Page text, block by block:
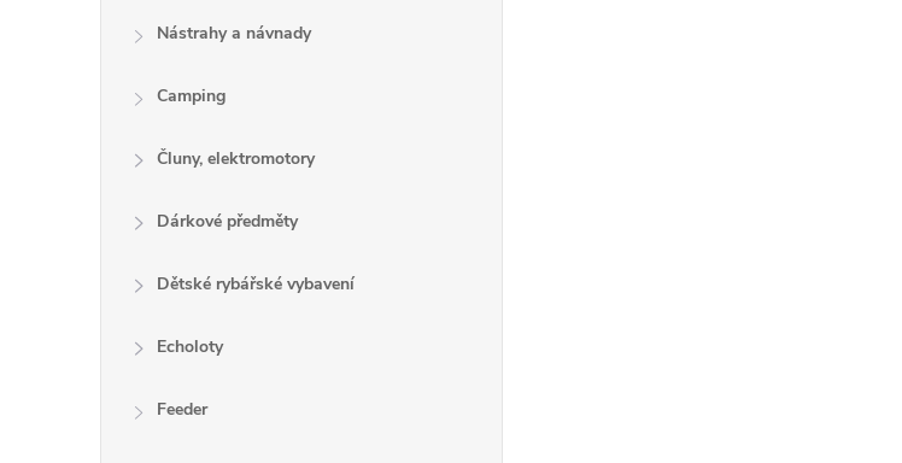
Nástrahy a návnady
Camping
Čluny, elektromotory
Dárkové předměty
Dětské rybářské vybavení
Echoloty
Feeder